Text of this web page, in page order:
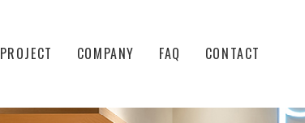
PROJECT COMPANY FAQ CONTACT